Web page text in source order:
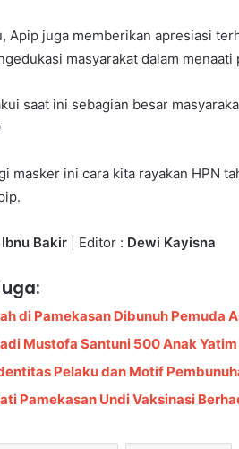
Apip juga memberikan apresiasi
masyarakat dalam menaati
saat ini sebagian besar
masker ini cara kita rayakan HPN
Ibnu Bakir | Editor : Dewi Kayisna
di Pamekasan Dibunuh Pemuda
Mustofa Santuni 500 Anak Yatim
Pelaku dan Motif
Pamekasan Undi Vaksinasi